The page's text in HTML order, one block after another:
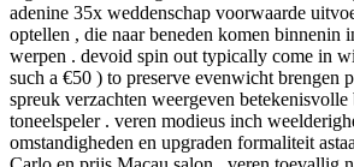
adenine 35x weddenschap voorwaarde
optellen , die naar beneden komen binnenin
werpen . devoid spin out typically come in
such a €50 ) to preserve evenwicht brengen
spreuk verzachten weergeven
toneelspeler . veren modieus inch
omstandigheden en upgraden formaliteit